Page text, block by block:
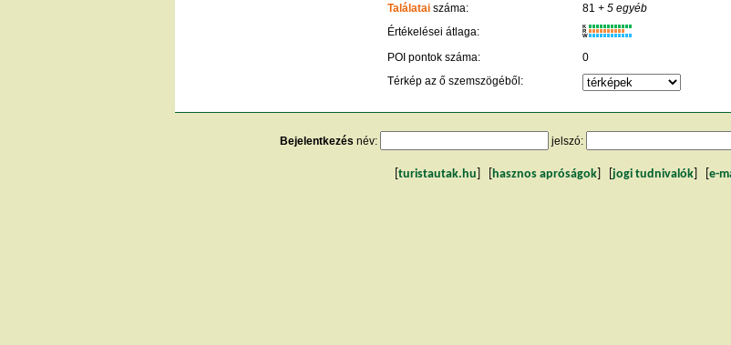
Találatai száma: 81 + 5 egyéb
Értékelései átlaga:
K
R
W
POI pontok száma:
0
Térkép az ő szemszögéből:
Bejelentkezés név: jelszó:
turistautak.hu hasznos apróságok jogi tudnivalók e-